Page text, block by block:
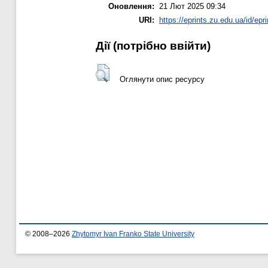
Оновлення: 21 Лют 2025 09:34
URI:
https://eprints.zu.edu.ua/id/
Дії ​​(потрібно ввійти)
Оглянути опис ресурсу
© 2008–2026 Zhytomyr Ivan Franko State University